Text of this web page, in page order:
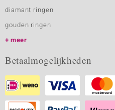
diamant ringen
gouden ringen
meer
Betaalmogelijkheden